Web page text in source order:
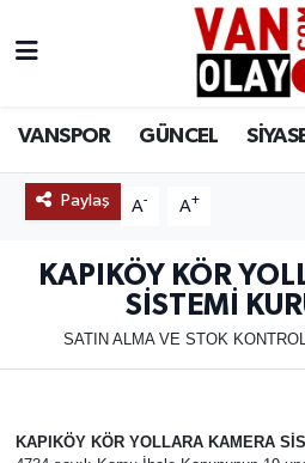
VANSPOR GÜNCEL
Paylaş A- A+
KAPIKÖY KÖR
SİSTEMİ
SATIN ALMA VE STOK
KAPIKÖY KÖR YOLLARA KAMERA
Siyaset
Ekonomi
Sağlık
Bilim & Teknoloji
Van Nöbetçi Eczaneler
Van Namaz Vakitleri
Van Trafik Yoğunluk
Süper Lig Puan Durumu
Son Dakika Haberleri